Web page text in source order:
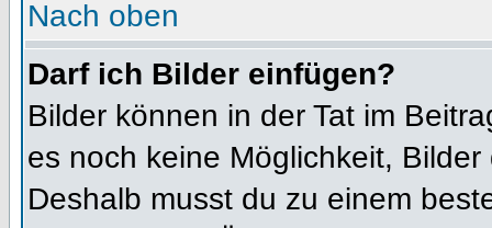
Nach oben
Darf ich Bilder einfügen?
Bilder können in der Tat im
es noch keine Möglichkeit,
Deshalb musst du zu einem